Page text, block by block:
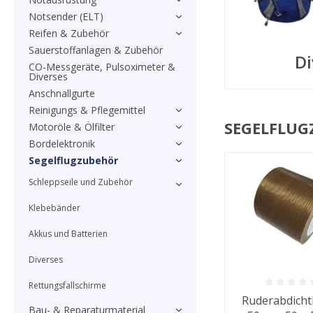
Notsender (ELT)
Reifen & Zubehör
Sauerstoffanlagen & Zubehör
CO-Messgeräte, Pulsoximeter &
Diverses
Anschnallgurte
Reinigungs & Pflegemittel
Motoröle & Ölfilter
Bordelektronik
Segelflugzubehör
Schleppseile und Zubehör
Klebebänder
Akkus und Batterien
Diverses
Rettungsfallschirme
Bau- & Reparaturmaterial